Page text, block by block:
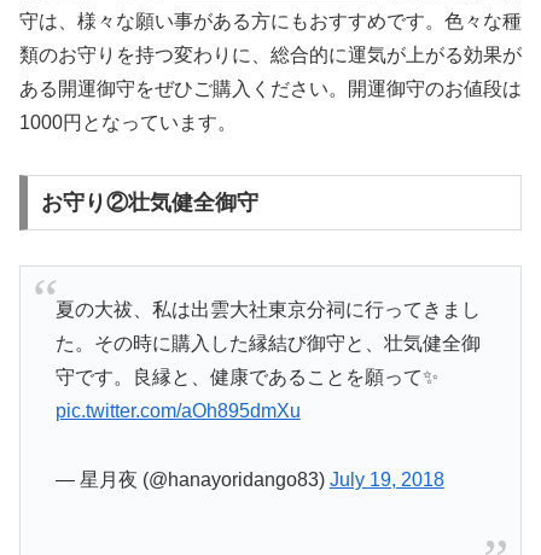
守は、様々な願い事がある方にもおすすめです。色々な種
類のお守りを持つ変わりに、総合的に運気が上がる効果が
ある開運御守をぜひご購入ください。開運御守のお値段は
1000円となっています。
お守り②壮気健全御守
夏の大祓、私は出雲大社東京分祠に行ってきまし
た。その時に購入した縁結び御守と、壮気健全御
守です。良縁と、健康であることを願って✨
pic.twitter.com/aOh895dmXu
— 星月夜 (@hanayoridango83) July 19, 2018